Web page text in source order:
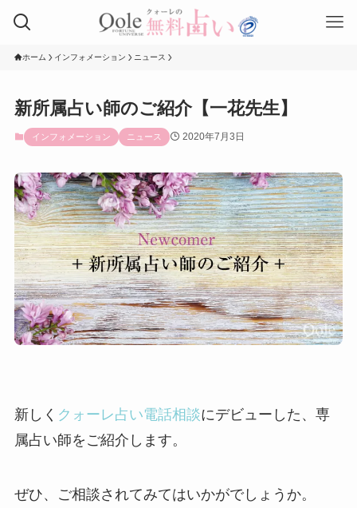
ホーム インフォメーション ニュース
新所属占い師のご紹介【一花先生】
インフォメーション ニュース 2020年7月3日
新しく クォーレ占い電話相談にデビューした、専
属占い師をご紹介します。
ぜひ、ご相談されてみてはいかがでしょうか。